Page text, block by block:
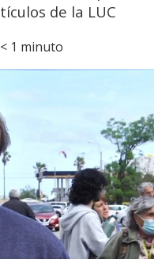
de la LUC
< 1 minuto